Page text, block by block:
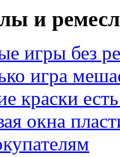
и
игры без
игра
краски
окна